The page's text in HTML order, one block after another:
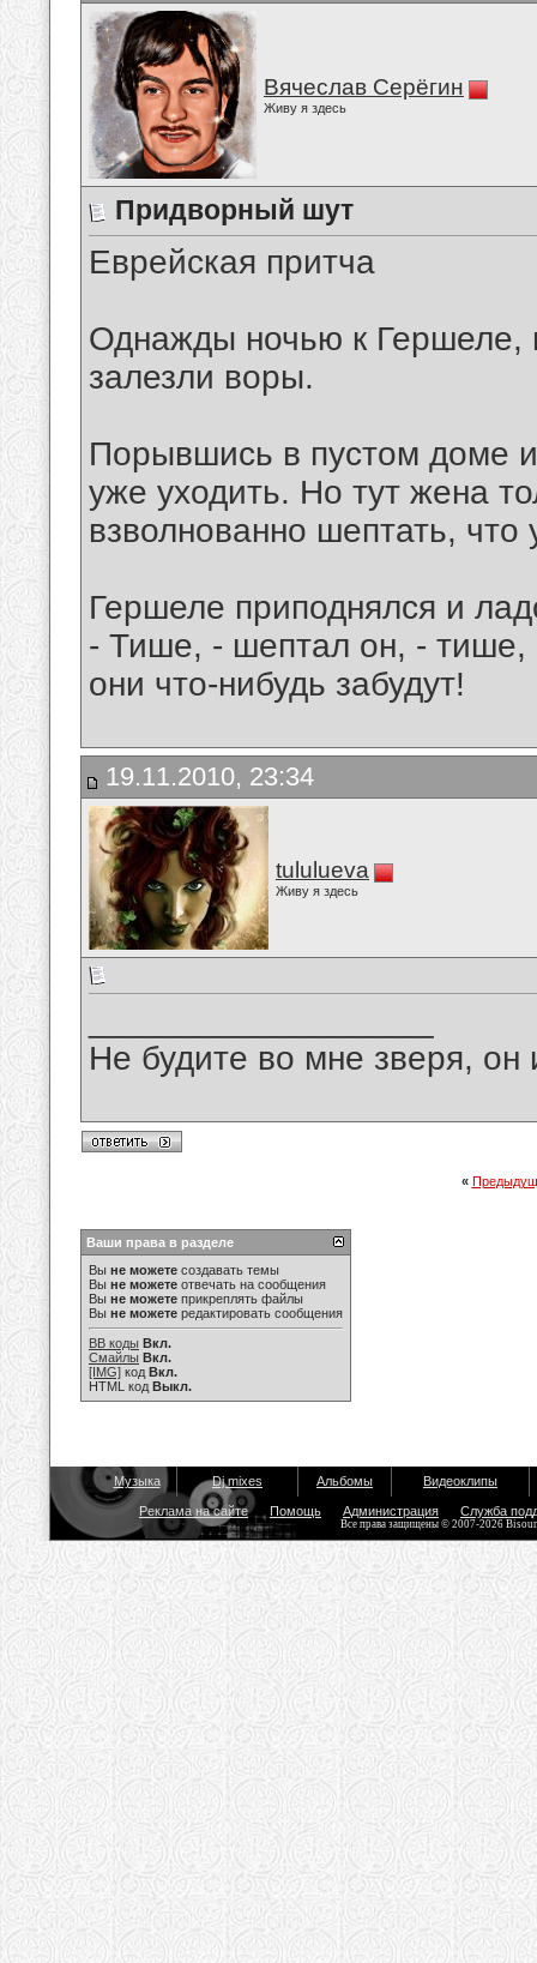
Вячеслав Серёгин
Живу я здесь
Придворный шут
Еврейская притча
Однажды ночью к Гершеле,
залезли воры.
Порывшись в пустом доме
уже уходить. Но тут жена
взволнованно шептать,
Гершеле приподнялся и
- Тише, - шептал он, - тише,
они что-нибудь забудут!
19.11.2010, 23:34
tululueva
Живу я здесь
Не будите во мне зверя, он
«
Ваши права в разделе
Вы не можете создавать темы
Вы не можете отвечать на сообщения
Вы не можете прикреплять файлы
Вы не можете редактировать сообщения
BB коды Вкл.
Смайлы Вкл.
[IMG] код Вкл.
HTML код Выкл.
Музыка Dj mixes Альбомы Видеоклипы
Реклама на сайте Помощь Администрация Служба
Все права защищены © 2007-2026